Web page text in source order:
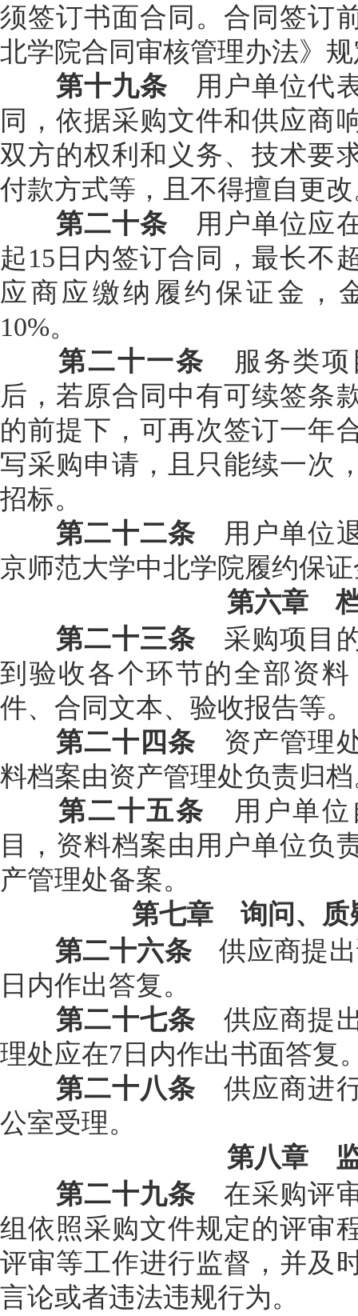
须签订书面合同。合同签订
北学院合同审核管理办法》
第十九条 用户单位代
同，依据采购文件和供应商
双方的权利和义务、技术要
付款方式等，且不得擅自更
第二十条 用户单位应
起15日内签订合同，最长不
应商应缴纳履约保证金，
10%。
第二十一条 服务类项
后，若原合同中有可续签条
的前提下，可再次签订一年
写采购申请，且只能续一次
招标。
第二十二条 用户单位
京师范大学中北学院履约保
第六章
第二十三条 采购项目
到验收各个环节的全部资
件、合同文本、验收报告等。
第二十四条 资产管理
料档案由资产管理处负责归
第二十五条 用户单位
目，资料档案由用户单位负
产管理处备案。
第七章 询问、质
第二十六条供应商提出
日内作出答复。
第二十七条 供应商提
理处应在7日内作出书面答复
第二十八条 供应商进
公室受理。
第八章
第二十九条 在采购评
组依照采购文件规定的评审
评审等工作进行监督，并及
言论或者违法违规行为。